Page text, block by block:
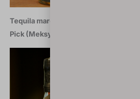
Tequila marca 2018: Jose Cuervo The
Pick (Meksyk)